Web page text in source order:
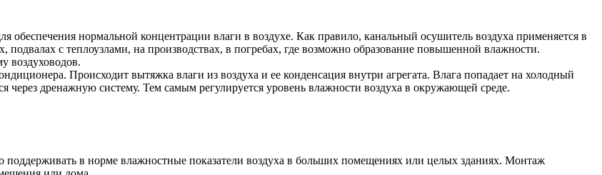
обеспечения нормальной концентрации влаги в воздухе. Как правило, канальный осушитель воздуха применяется в
с теплоузлами, на производствах, в погребах, где возможно образование повышенной влажности.
воздуховодов.
Происходит вытяжка влаги из воздуха и ее конденсация внутри агрегата. Влага попадает на холодный
через дренажную систему. Тем самым регулируется уровень влажности воздуха в окружающей среде.
поддерживать в норме влажностные показатели воздуха в больших помещениях или целых зданиях. Монтаж